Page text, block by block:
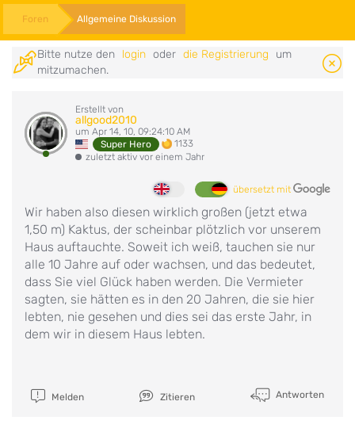
Foren Allgemeine Diskussion
Bitte nutze den login oder die Registrierung
um
mitzumachen.
Erstellt von
allgood2010
um Apr 14, 10, 09:24:10 AM
Super Hero
1133
zuletzt aktiv vor einem Jahr
übersetzt mit
Wir haben also diesen wirklich großen (jetzt etwa
1,50 m) Kaktus, der scheinbar plötzlich vor unserem
Haus auftauchte. Soweit ich weiß, tauchen sie nur
alle 10 Jahre auf oder wachsen, und das bedeutet,
dass Sie viel Glück haben werden. Die Vermieter
sagten, sie hätten es in den 20 Jahren, die sie hier
lebten, nie gesehen und dies sei das erste Jahr, in
dem wir in diesem Haus lebten.
Melden Zitieren Antworten